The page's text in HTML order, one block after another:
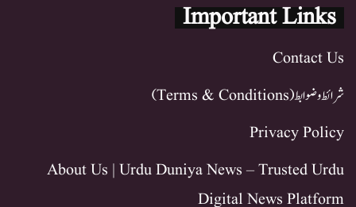
Important Links
Contact Us
شرائط و ضوابط (Terms & Conditions)
Privacy Policy
About Us | Urdu Duniya News – Trusted Urdu
Digital News Platform